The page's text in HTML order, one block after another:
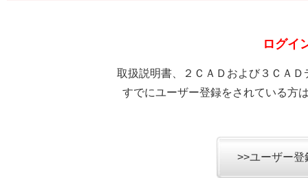
ログイ
取扱説明書、２ＣＡＤおよび３ＣＡ
すでにユーザー登録をされている方
>>ユーザー